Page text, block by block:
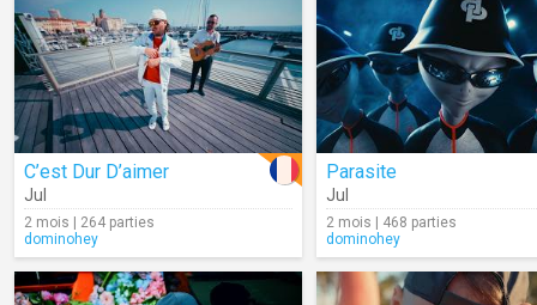
C’est Dur D’aimer
Jul
2 mois | 264 parties
dominohey
Parasite
Jul
2 mois | 468 parties
dominohey